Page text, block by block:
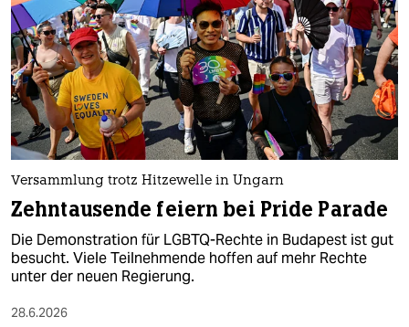
Versammlung trotz Hitzewelle in Ungarn
Zehntausende feiern bei Pride Parade
Die Demonstration für LGBTQ-Rechte in Budapest ist gut
besucht. Viele Teilnehmende hoffen auf mehr Rechte
unter der neuen Regierung.
28.6.2026